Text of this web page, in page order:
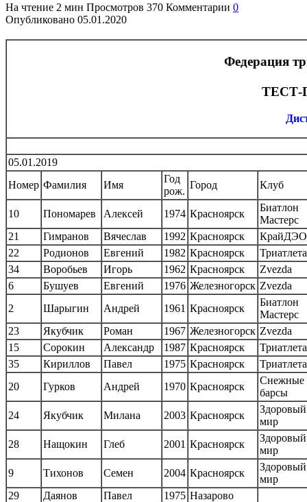
На чтение 2 мин Просмотров 370 Комментарии 0
Опубликовано 05.01.2020
Федерация
05.01.2019
Номер Фамилия Имя
Год
рож.
Город Клуб
10 Пономарев Алексей 1974 Красноярск
Биатлон
Мастерс
21
Гимранов Вячеслав 1992 Красноярск
КрайДЭО
22
Родионов Евгений 1982 Красноярск
Триатлета
34
Воробьев Игорь 1962 Красноярск
Zvezda
6
Бушуев Евгений 1976 Железногорск Zvezda
2
Шарыгин Андрей 1961 Красноярск
Биатлон
Мастерс
23
Якубчик Роман 1967 Железногорск Zvezda
15
Сорокин Александр 1987 Красноярск
Триатлета
35
Кириллов Павел 1975 Красноярск
Триатлета
20
Гурков Андрей 1970 Красноярск
Снежные
барсы
24
Якубчик Милана 2003 Красноярск
Здоровый
мир
28
Нащокин Глеб 2001 Красноярск
Здоровый
мир
9
Тихонов Семен 2004 Красноярск
Здоровый
мир
29
Даянов Павел 1975 Назарово